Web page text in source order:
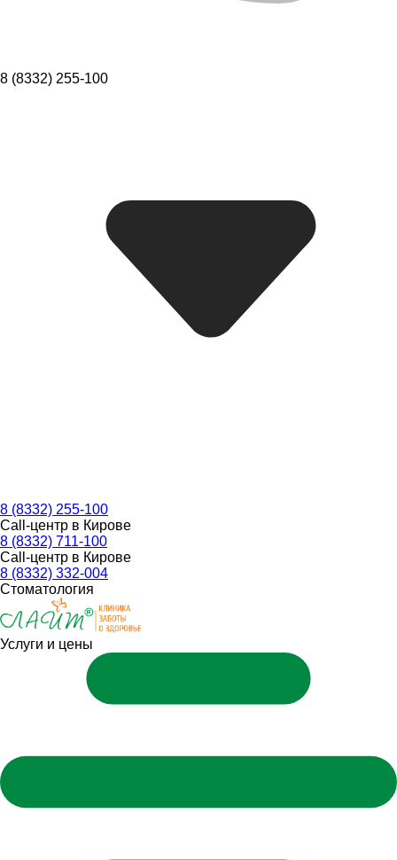
8 (8332) 255-100
8 (8332) 255-100
Call-центр в Кирове
8 (8332) 711-100
Call-центр в Кирове
8 (8332) 332-004
Стоматология
Услуги и цены